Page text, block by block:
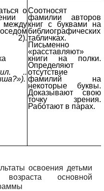
о
..
Соотносят
фамилии авторов
книг с буквами на
библиографических
табличках.
Письменно
«расставляют»
книги на полки.
Определяют
отсутствие
фамилий на
некоторые буквы.
Доказывают свою
точку зрения.
Работают в парах.
освоения детьми
основной